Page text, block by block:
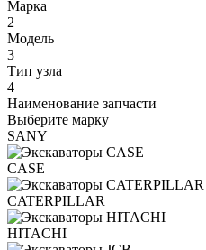
Марка
2
Модель
3
Тип узла
4
Наименование запчасти
Выберите марку
SANY
CASE
CATERPILLAR
HITACHI